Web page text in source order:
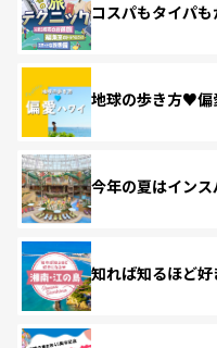
コスパもタイパ
地球の歩き方♥偏
今年の夏はインス
知れば知るほど